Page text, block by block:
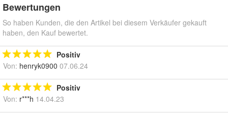
Bewertungen
So haben Kunden, die den Artikel bei diesem Verkäufer gekauft
haben, den Kauf bewertet.
Positiv
Von: henryk0900 07.06.24
Positiv
Von: r***h 14.04.23